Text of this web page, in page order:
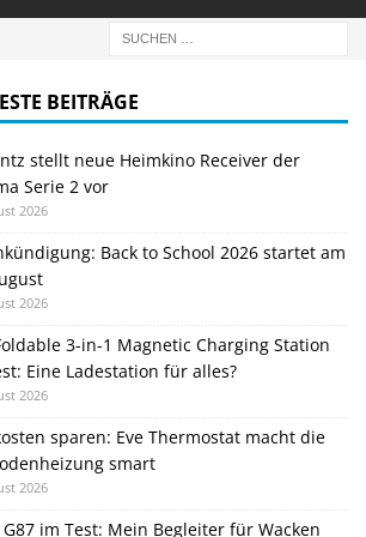
BEITRÄGE
stellt neue Heimkino Receiver der
Serie 2 vor
2026
Back to School 2026 startet am
2026
3-in-1 Magnetic Charging Station
Eine Ladestation für alles?
2026
sparen: Eve Thermostat macht die
smart
2026
im Test: Mein Begleiter für Wacken